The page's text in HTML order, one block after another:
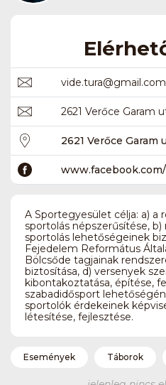
vide.tura@gmail.com
2621 Verőce Garam
2621 Verőce Garam
A Sportegyesület célja: a) a
sportolás népszerűsítése,
sportolás lehetőségeinek
Fejedelem Református
Bölcsőde tagjainak
biztosítása, d) versenyek
kibontakoztatása, építése,
szabadidősport
sportolók érdekeinek
létesítése, fejlesztése.
Események Táborok